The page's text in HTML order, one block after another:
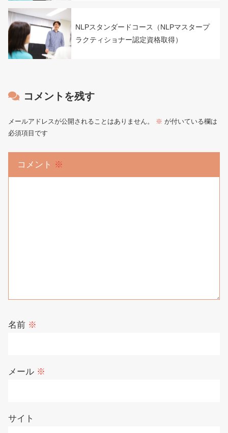
NLPスタンダードコース（NLPマスタープ
ラクティショナー認定資格取得）
コメントを残す
メールアドレスが公開されることはありません。 ※ が付いている欄は
必須項目です
コメント ※
名前 ※
メール ※
サイト